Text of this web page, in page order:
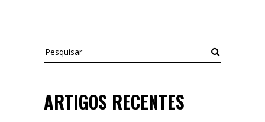
Pesquisar
ARTIGOS RECENTES